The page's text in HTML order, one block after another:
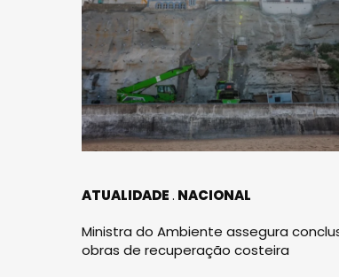
ATUALIDADE NACIONAL
Ministra do Ambiente assegura
obras de recuperação costeira